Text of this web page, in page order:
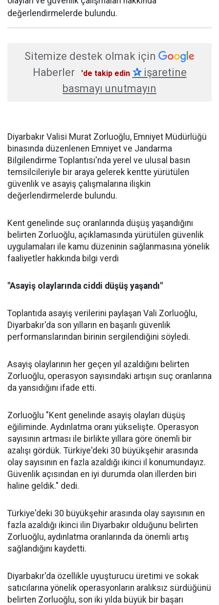
değerlendirmelerde bulundu.
Sitemize destek olmak için
Haberler
'de takip edin ✰işaretine
basmayı unutmayın
Diyarbakır Valisi Murat Zorluoğlu, Emniyet Müdürlüğü
binasında düzenlenen Emniyet ve Jandarma
Bilgilendirme Toplantısı'nda yerel ve ulusal basın
temsilcileriyle bir araya gelerek kentte yürütülen
güvenlik ve asayiş çalışmalarına ilişkin
değerlendirmelerde bulundu.
Kent genelinde suç oranlarında düşüş yaşandığını
belirten Zorluoğlu, açıklamasında yürütülen güvenlik
uygulamaları ile kamu düzeninin sağlanmasına yönelik
faaliyetler hakkında bilgi verdi
"Asayiş olaylarında ciddi düşüş yaşandı"
Toplantıda asayiş verilerini paylaşan Vali Zorluoğlu,
Diyarbakır'da son yılların en başarılı güvenlik
performanslarından birinin sergilendiğini söyledi.
Asayiş olaylarının her geçen yıl azaldığını belirten
Zorluoğlu, operasyon sayısındaki artışın suç oranlarına
da yansıdığını ifade etti.
Zorluoğlu "Kent genelinde asayiş olayları düşüş
eğiliminde. Aydınlatma oranı yükselişte. Operasyon
sayısının artması ile birlikte yıllara göre önemli bir
azalışı gördük. Türkiye'deki 30 büyükşehir arasında
olay sayısının en fazla azaldığı ikinci il konumundayız.
Güvenlik açısından en iyi durumda olan illerden biri
haline geldik." dedi.
Türkiye'deki 30 büyükşehir arasında olay sayısının en
fazla azaldığı ikinci ilin Diyarbakır olduğunu belirten
Zorluoğlu, aydınlatma oranlarında da önemli artış
sağlandığını kaydetti.
Diyarbakır'da özellikle uyuşturucu üretimi ve sokak
satıcılarına yönelik operasyonların aralıksız sürdüğünü
belirten Zorluoğlu, son iki yılda büyük bir başarı